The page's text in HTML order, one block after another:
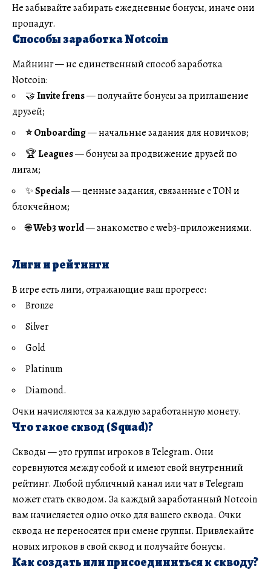
Не забывайтезабирать ежедневные бонусы, иначе они
пропадут.
Способы заработка Notcoin
Майнинг — не единственный способ заработка
Notcoin:
🤝Invite frens— получайте бонусы за приглашение
друзей;
⭐ Onboarding— начальные задания для новичков;
🏆Leagues— бонусы за продвижение друзей по
лигам;
✨Specials— ценные задания, связанные с TON и
блокчейном;
🌐Web3 world— знакомство с web3-приложениями.
Лиги и рейтинги
В игре есть лиги, отражающие ваш прогресс:
Bronze
Silver
Gold
Platinum
Diamond.
Очки начисляются за каждую заработанную монету.
Что такое сквод (Squad)?
Скводы— это группы игроков в Telegram. Они
соревнуются между собой и имеют свой внутренний
рейтинг. Любой публичный канал или чат в Telegram
может стать скводом. За каждый заработанный Notcoin
вам начисляется одно очко для вашего сквода. Очки
сквода не переносятся при смене группы. Привлекайте
новых игроков в свой сквод и получайте бонусы.
Как создать или присоединиться к скводу?